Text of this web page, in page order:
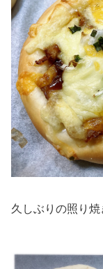
久しぶりの照り焼